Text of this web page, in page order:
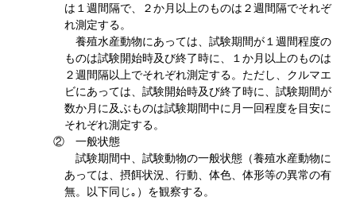
は１週間隔で、２か月以上のものは２週間隔でそれぞ
れ測定する。
養殖水産動物にあっては、試験期間が１週間程度の
ものは試験開始時及び終了時に、１か月以上のものは
２週間隔以上でそれぞれ測定する。ただし、クルマエ
ビにあっては、試験開始時及び終了時に、試験期間が
数か月に及ぶものは試験期間中に月一回程度を目安に
それぞれ測定する。
② 一般状態
試験期間中、試験動物の一般状態（養殖水産動物に
あっては、摂餌状況、行動、体色、体形等の異常の有
無。以下同じ｡）を観察する。